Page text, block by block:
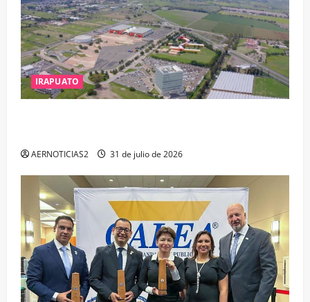
IRAPUATO
AERNOTICIAS2 31 de julio de 2026